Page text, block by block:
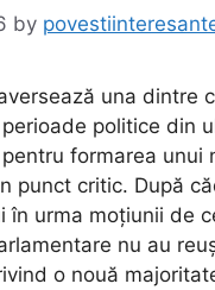
by
una dintre
politice din
formarea unui
punct critic. După
în urma moțiunii de
nu au
o nouă